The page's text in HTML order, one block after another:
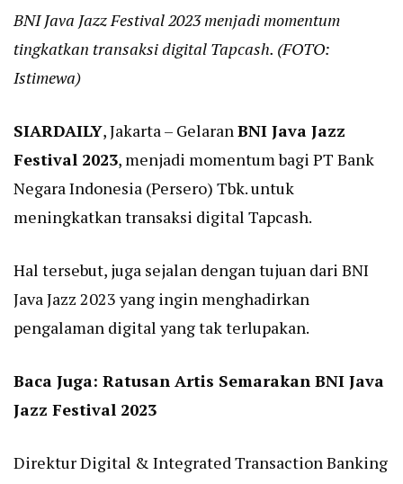
BNI Java Jazz Festival 2023 menjadi momentum
tingkatkan transaksi digital Tapcash. (FOTO:
Istimewa)
SIARDAILY, Jakarta – GelaranBNI Java Jazz
Festival 2023, menjadi momentum bagi PT Bank
Negara Indonesia (Persero) Tbk. untuk
meningkatkan transaksi digital Tapcash.
Hal tersebut, juga sejalan dengan tujuan dari BNI
Java Jazz 2023 yang ingin menghadirkan
pengalaman digital yang tak terlupakan.
Baca Juga: Ratusan Artis Semarakan BNI Java
Jazz Festival 2023
Direktur Digital & Integrated Transaction Banking